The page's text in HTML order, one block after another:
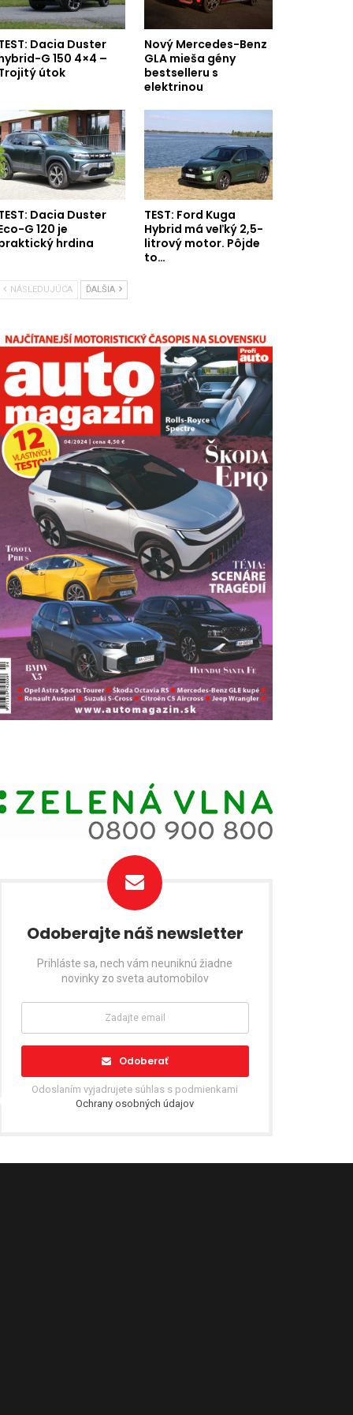
Dacia Duster
G 150 4×4 –
útok
Nový Mercedes-Benz
GLA mieša gény
bestselleru s
elektrinou
Dacia Duster
G 120 je
hrdina
TEST: Ford Kuga
Hybrid má veľký 2,5-
litrový motor. Pôjde
to…
NÁSLEDUJÚCA ĎALŠIA
Odoberajte náš newsletter
Prihláste sa, nech vám neuniknú žiadne
novinky zo sveta automobilov
Odoberať
Odoslaním vyjadrujete súhlas s podmienkami
Ochrany osobných údajov